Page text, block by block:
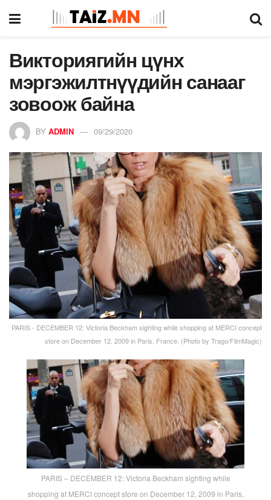
Викториягийн цүнх
мэргэжилтнүүдийн санааг
зовоож байна
BY ADMIN 09/29/2020
PARIS - DECEMBER 12: Victoria Beckham sighting while shopping at MERCI concept
store on December 12, 2009 in Paris, France. (Photo by Trago/FilmMagic)
PARIS – DECEMBER 12: Victoria Beckham sighting while
shopping at MERCI concept store on December 12, 2009 in Paris,